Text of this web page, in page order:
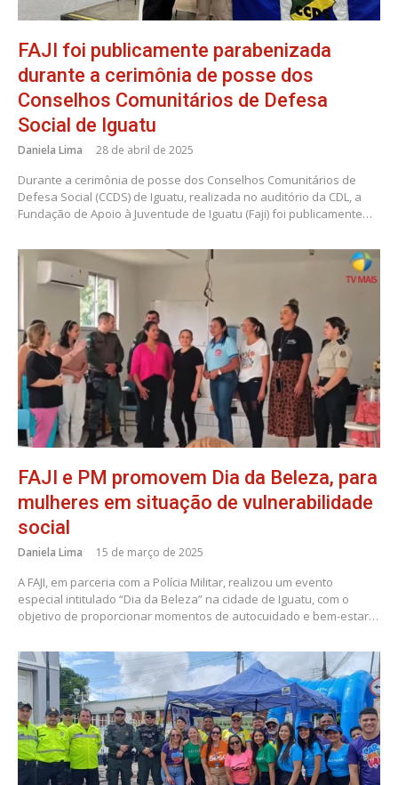
FAJI foi publicamente parabenizada
durante a cerimônia de posse dos
Conselhos Comunitários de Defesa
Social de Iguatu
Daniela Lima 28 de abril de 2025
Durante a cerimônia de posse dos Conselhos Comunitários de
Defesa Social (CCDS) de Iguatu, realizada no auditório da CDL, a
Fundação de Apoio à Juventude de Iguatu (Faji) foi publicamente…
FAJI e PM promovem Dia da Beleza, para
mulheres em situação de vulnerabilidade
social
Daniela Lima 15 de março de 2025
A FAJI, em parceria com a Polícia Militar, realizou um evento
especial intitulado “Dia da Beleza” na cidade de Iguatu, com o
objetivo de proporcionar momentos de autocuidado e bem-estar…